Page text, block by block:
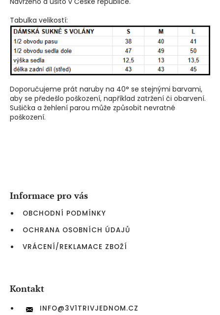
Tabulka velikostí:
Doporučujeme prát naruby na 40° se stejnými barvami,
aby se předešlo poškození, například zatržení či obarvení.
Sušička a žehlení parou může způsobit nevratné
poškození.
Informace pro vás
OBCHODNÍ PODMÍNKY
OCHRANA OSOBNÍCH ÚDAJŮ
VRÁCENÍ/REKLAMACE ZBOŽÍ
Kontakt
INFO@3V1TRIVJEDNOM.CZ